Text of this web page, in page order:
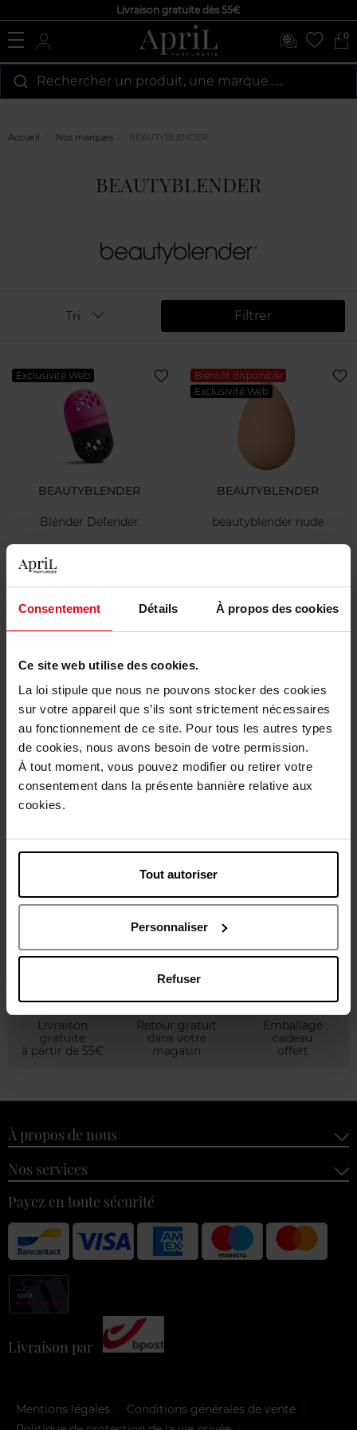
Consentement Détails À propos des cookies
Ce site web utilise des cookies.
La loi stipule que nous ne pouvons stocker des cookies
sur votre appareil que s’ils sont strictement nécessaires
au fonctionnement de ce site. Pour tous les autres types
de cookies, nous avons besoin de votre permission.
À tout moment, vous pouvez modifier ou retirer votre
consentement dans la présente bannière relative aux
cookies.
Tout autoriser
Personnaliser
Refuser
Livraison gratuite dès 55€
0
Rechercher un produit, une marque…...
Accueil Nos marques BEAUTYBLENDER
BEAUTYBLENDER
Filtrer
Tri
Exclusivité Web
BEAUTYBLENDER
Blender Defender
8,00 € Ajouter
Bientôt disponible
Exclusivité Web
BEAUTYBLENDER
beautyblender nude
19,90 € Ajouter
BEAUTYBLENDER
beautyblender original pink
Livraison
gratuite
à partir de 55€
Retour gratuit
dans votre
magasin
Emballage
cadeau
offert
À propos de nous
Nos services
Payez en toute sécurité
Livraison par
Mentions légales
Conditions générales de vente